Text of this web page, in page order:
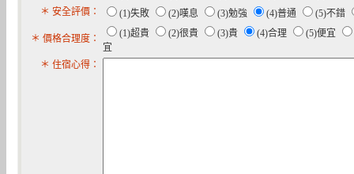
＊ 安全評價：
(1)失敗 (2)嘆息 (3)勉強 (4)普通 (5)不錯
＊ 價格合理度： (1)超貴 (2)很貴 (3)貴 (4)合理
(5)便宜
宜
＊ 住宿心得：